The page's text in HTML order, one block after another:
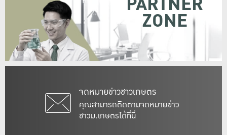
จดหมายข่าวชาวเกษตร
คุณสามารถติดตามจดหมายข่าว
ชาวม.เกษตรได้ที่นี่
ZONE